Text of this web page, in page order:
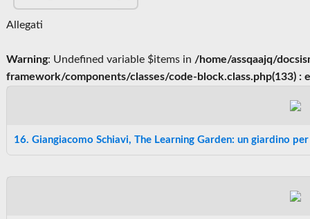
Allegati
Warning: Undefined variable $items in /home/assqaajq/
framework/components/classes/code-block.class.php(133) :
16. Giangiacomo Schiavi, The Learning Garden: un giardino